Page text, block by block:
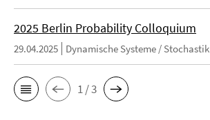
2025 Berlin Probability Colloquium
29.04.2025 Dynamische Systeme / Stochastik
1 / 3